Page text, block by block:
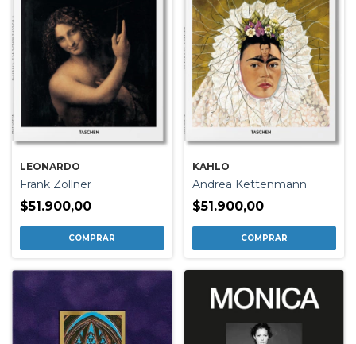
LEONARDO
Frank Zollner
$51.900,00
KAHLO
Andrea Kettenmann
$51.900,00